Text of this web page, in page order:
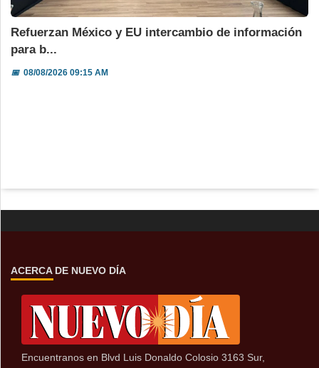
Refuerzan México y EU intercambio de información
para b...
📅08/08/2026 09:15 AM
ACERCA DE NUEVO DÍA
Encuentranos en Blvd Luis Donaldo Colosio 3163 Sur,